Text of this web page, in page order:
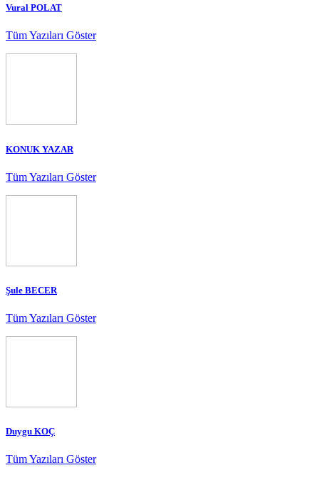
Vural POLAT
Tüm Yazıları Göster
KONUK YAZAR
Tüm Yazıları Göster
Şule BECER
Tüm Yazıları Göster
Duygu KOÇ
Tüm Yazıları Göster